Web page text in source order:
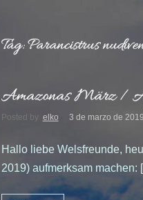
Tag: Parancistrus
Amazonas März /
Posted by elko 3 de marzo de 2019
Hallo liebe Welsfreunde,
2019) aufmerksam machen: